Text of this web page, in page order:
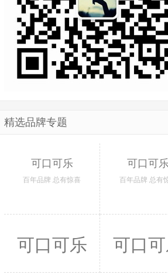
精选品牌专题
可口可乐
百年品牌 总有惊喜
可口可
百年品牌 总有
可口可乐 可口